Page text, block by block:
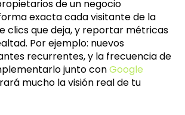
de un negocio
exacta cada visitante de la
clics que deja, y reportar métricas
Por ejemplo: nuevos
recurrentes, y la frecuencia de
junto conGoogle
mucho la visión real de tu